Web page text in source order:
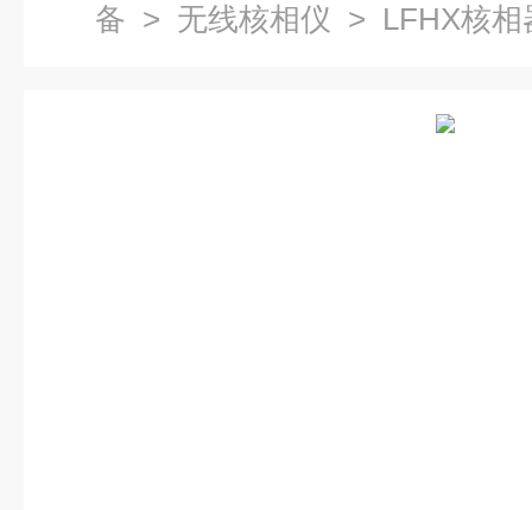
备 > 无线核相仪 > LFHX核相